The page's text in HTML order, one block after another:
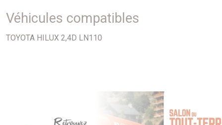
Véhicules compatibles
TOYOTA HILUX 2,4D LN110